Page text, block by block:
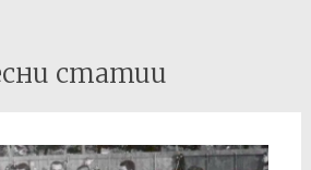
статии